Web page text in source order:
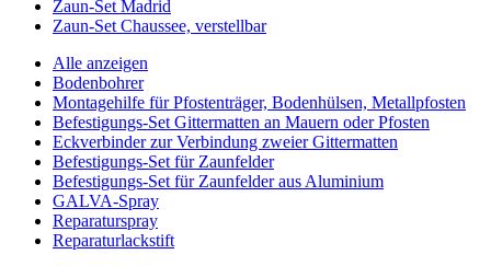
Zaun-Set Madrid
Zaun-Set Chaussee, verstellbar
Alle anzeigen
Bodenbohrer
Montagehilfe für Pfostenträger, Bodenhülsen, Metallpfosten
Befestigungs-Set Gittermatten an Mauern oder Pfosten
Eckverbinder zur Verbindung zweier Gittermatten
Befestigungs-Set für Zaunfelder
Befestigungs-Set für Zaunfelder aus Aluminium
GALVA-Spray
Reparaturspray
Reparaturlackstift